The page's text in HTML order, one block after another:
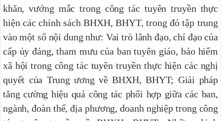
khăn, vướng mắc trong công tác tuyên truyền thực
hiện các chính sách BHXH, BHYT, trong đó tập trung
vào một số nội dung như: Vai trò lãnh đạo, chỉ đạo của
cấp ủy đảng, tham mưu của ban tuyên giáo, bảo hiểm
xã hội trong công tác tuyên truyền thực hiện các nghị
quyết của Trung ương về BHXH, BHYT; Giải pháp
tăng cường hiệu quả công tác phối hợp giữa các ban,
ngành, đoàn thể, địa phương, doanh nghiệp trong công